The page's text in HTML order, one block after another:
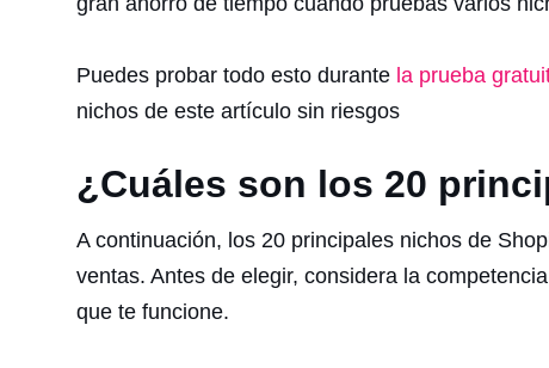
Puedes probar todo esto durante la prueba
nichos de este artículo sin riesgos
¿Cuáles son los 20
A continuación, los 20 principales nichos de
ventas. Antes de elegir, considera la
que te funcione.